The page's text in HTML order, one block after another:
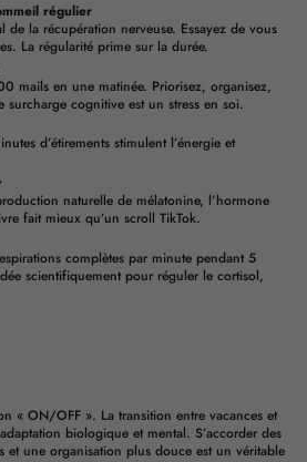
régulier
de la récupération nerveuse. Essayez de vous
La régularité prime sur la durée.
mails en une matinée. Priorisez, organisez,
surcharge cognitive est un stress en soi.
d’étirements stimulent l’énergie et
naturelle de mélatonine, l’hormone
fait mieux qu’un scroll TikTok.
complètes par minute pendant 5
scientifiquement pour réguler le cortisol,
« ON/OFF ». La transition entre vacances et
biologique et mental. S’accorder des
et une organisation plus douce est un véritable